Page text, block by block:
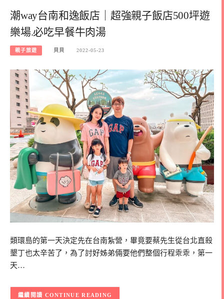
潮way台南和逸飯店｜超強親子飯店500坪遊
樂場.必吃早餐牛肉湯
親子旅遊 貝貝 2022-05-23
類環島的第一天決定先在台南紮營，畢竟要蔡先生從台北直殺
墾丁也太辛苦了，為了討好姊弟倆要他們整個行程乖乖，第一
天…
CONTINUE READING